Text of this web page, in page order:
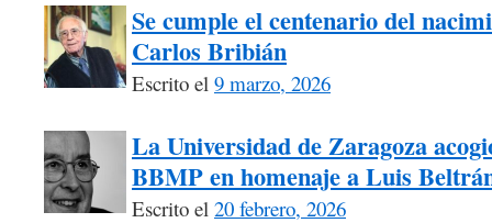
Se cumple el centenario del
Carlos Bribián
Escrito el 9 marzo, 2026
La Universidad de Zaragoza
BBMP en homenaje a Luis
Escrito el 20 febrero, 2026